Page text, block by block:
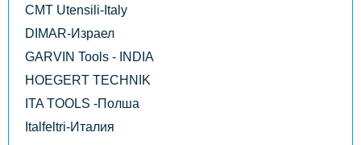
CMT Utensili-Italy
DIMAR-Израел
GARVIN Tools - INDIA
HOEGERT TECHNIK
ITA TOOLS -Полша
Italfeltri-Италия